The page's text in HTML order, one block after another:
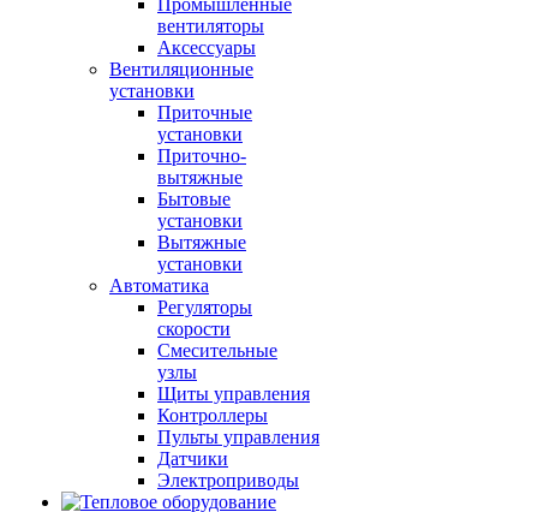
Промышленные
вентиляторы
Аксессуары
Вентиляционные
установки
Приточные
установки
Приточно-
вытяжные
Бытовые
установки
Вытяжные
установки
Автоматика
Регуляторы
скорости
Смесительные
узлы
Щиты управления
Контроллеры
Пульты управления
Датчики
Электроприводы